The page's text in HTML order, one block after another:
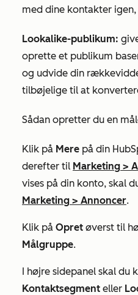
med dine kontakter
Lookalike-publikum:
oprette et publikum
og udvide din
tilbøjelige til at
Sådan opretter du en
Klik på Mere på din
derefter til Marketing >
vises på din konto, skal
Marketing > Annoncer.
Klik på Opret øverst til
Målgruppe.
I højre sidepanel skal du
Kontaktsegment eller